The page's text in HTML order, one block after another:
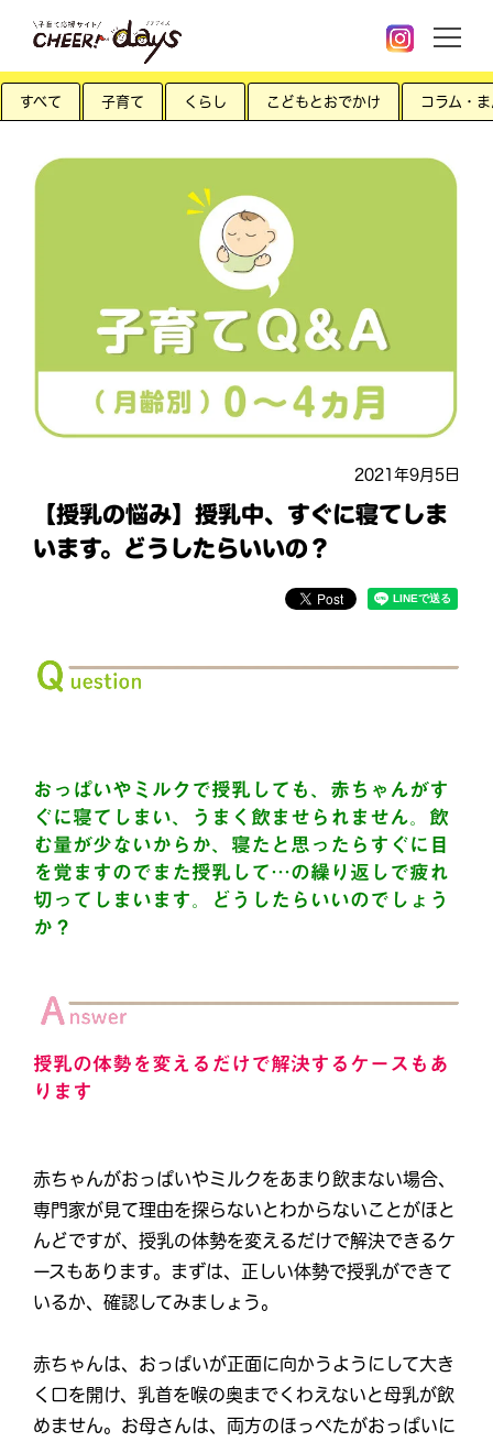
すべて 子育て くらし こどもとおでかけ コラム・
2021年9月5日
【授乳の悩み】授乳中、すぐに寝てしま
います。どうしたらいいの？
おっぱいやミルクで授乳しても、赤ちゃんがす
ぐに寝てしまい、うまく飲ませられません。飲
む量が少ないからか、寝たと思ったらすぐに目
を覚ますのでまた授乳して…の繰り返しで疲れ
切ってしまいます。どうしたらいいのでしょう
か？
授乳の体勢を変えるだけで解決するケースもあ
ります
赤ちゃんがおっぱいやミルクをあまり飲まない場合、
専門家が見て理由を探らないとわからないことがほと
んどですが、授乳の体勢を変えるだけで解決できるケ
ースもあります。まずは、正しい体勢で授乳ができて
いるか、確認してみましょう。
赤ちゃんは、おっぱいが正面に向かうようにして大き
く口を開け、乳首を喉の奥までくわえないと母乳が飲
めません。お母さんは、両方のほっぺたがおっぱいに